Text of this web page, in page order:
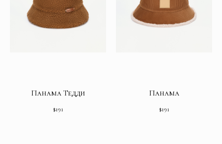
Панама Тедди
$191
Панама
$191